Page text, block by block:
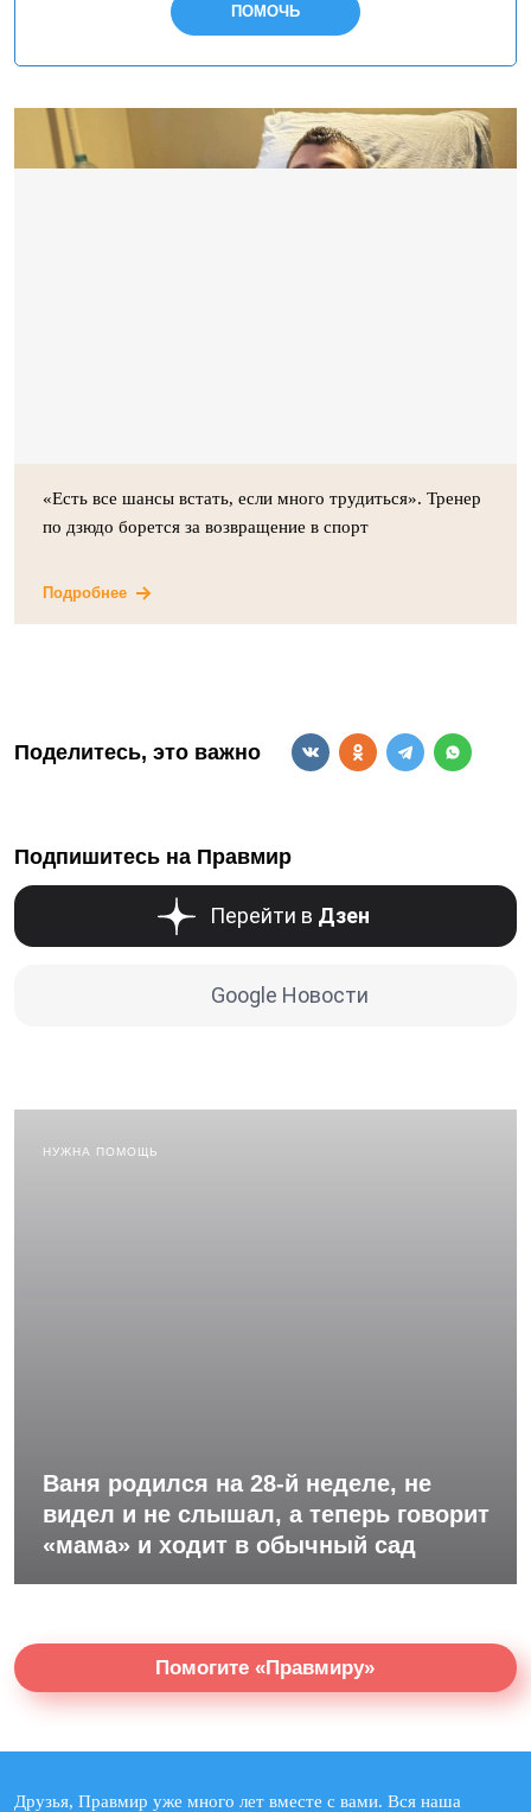
ПОМОЧЬ
«Есть все шансы встать, если много трудиться». Тренер
по дзюдо борется за возвращение в спорт
Подробнее
Поделитесь, это важно
Подпишитесь на Правмир
Перейти в Дзен
Google Новости
НУЖНА ПОМОЩЬ
Ваня родился на 28-й неделе, не
видел и не слышал, а теперь говорит
«мама» и ходит в обычный сад
Помогите «Правмиру»
Друзья, Правмир уже много лет вместе с вами. Вся наша